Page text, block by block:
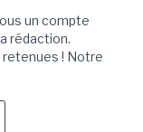
un compte
rédaction.
! Notre